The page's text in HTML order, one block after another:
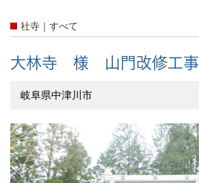
社寺｜すべて
大林寺 様 山門改修工事
岐阜県中津川市